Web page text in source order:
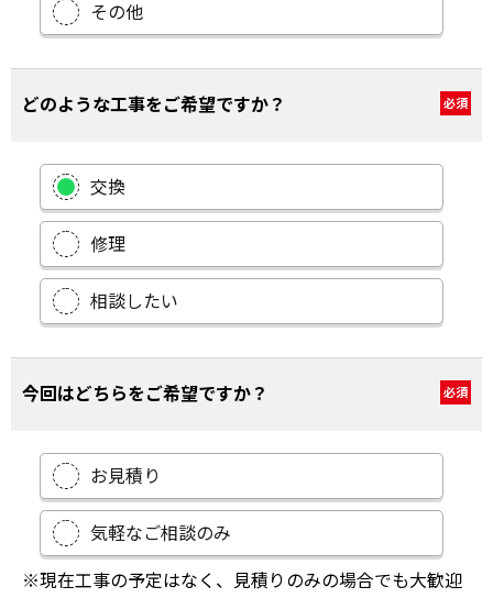
その他
どのような工事をご希望ですか？ 必須
交換
修理
相談したい
今回はどちらをご希望ですか？ 必須
お見積り
気軽なご相談のみ
※現在工事の予定はなく、見積りのみの場合でも大歓迎